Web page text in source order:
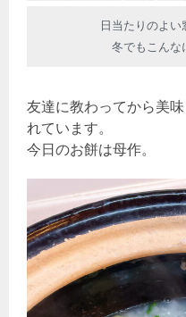
日当たりのよ
冬でもこんな
友達に教わってから美
れています。
今日のお餅は母作。